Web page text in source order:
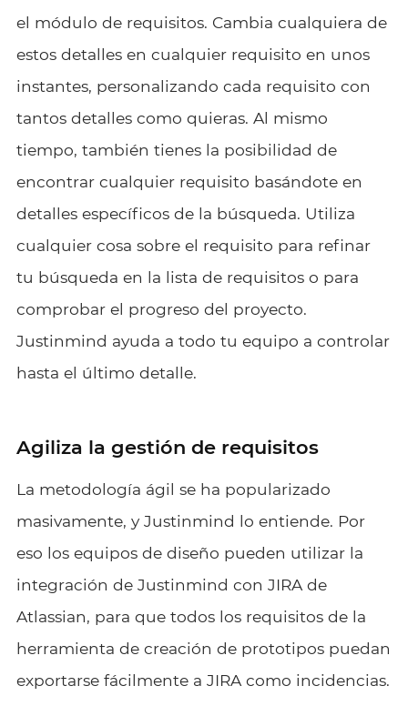
el módulo de requisitos. Cambia cualquiera de
estos detalles en cualquier requisito en unos
instantes, personalizando cada requisito con
tantos detalles como quieras. Al mismo
tiempo, también tienes la posibilidad de
encontrar cualquier requisito basándote en
detalles específicos de la búsqueda. Utiliza
cualquier cosa sobre el requisito para refinar
tu búsqueda en la lista de requisitos o para
comprobar el progreso del proyecto.
Justinmind ayuda a todo tu equipo a controlar
hasta el último detalle.
Agiliza la gestión de requisitos
La metodología ágil se ha popularizado
masivamente, y Justinmind lo entiende. Por
eso los equipos de diseño pueden utilizar la
integración de Justinmind con JIRA de
Atlassian, para que todos los requisitos de la
herramienta de creación de prototipos puedan
exportarse fácilmente a JIRA como incidencias.